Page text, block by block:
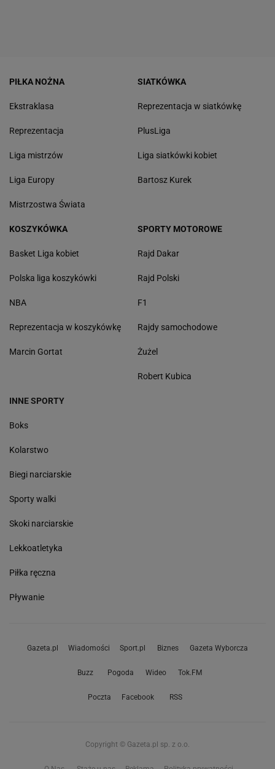
PIŁKA NOŻNA
Ekstraklasa
Reprezentacja
Liga mistrzów
Liga Europy
Mistrzostwa Świata
SIATKÓWKA
Reprezentacja w siatkówkę
PlusLiga
Liga siatkówki kobiet
Bartosz Kurek
KOSZYKÓWKA
Basket Liga kobiet
Polska liga koszykówki
NBA
Reprezentacja w koszykówkę
Marcin Gortat
SPORTY MOTOROWE
Rajd Dakar
Rajd Polski
F1
Rajdy samochodowe
Żużel
Robert Kubica
INNE SPORTY
Boks
Kolarstwo
Biegi narciarskie
Sporty walki
Skoki narciarskie
Lekkoatletyka
Piłka ręczna
Pływanie
Gazeta.pl Wiadomości Sport.pl Biznes Gazeta Wyborcza
Buzz Pogoda Wideo Tok.FM
Poczta Facebook RSS
Copyright © Gazeta.pl sp. z o.o.